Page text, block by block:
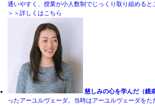
通いやすく、授業が小人数制でじっくり取り組めると
＞＞詳しくはこちら
慈しみの心を学んだ（鏡
ったアーユルヴェーダ。当時はアーユルヴェーダを